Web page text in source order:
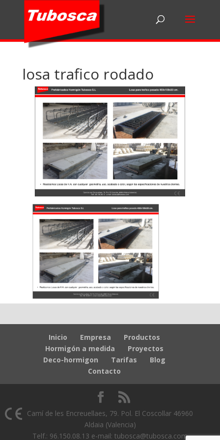
losa trafico rodado
Inicio Empresa
Productos
Hormigón a medida
Proyectos
Deco-hormigon
Tarifas
Blog
Contacto
Camí de les Encreuellaes, 79. Pol. El Coscollar 46960
Aldaia (Valencia)
Telf.: 96.150.08.13 e-mail: tubosca@tubosca.com